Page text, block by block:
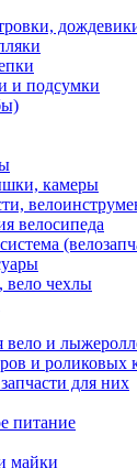
и подсумки
камеры
велосипеда
вело чехлы
и
и роликовых
для них
питание
майки